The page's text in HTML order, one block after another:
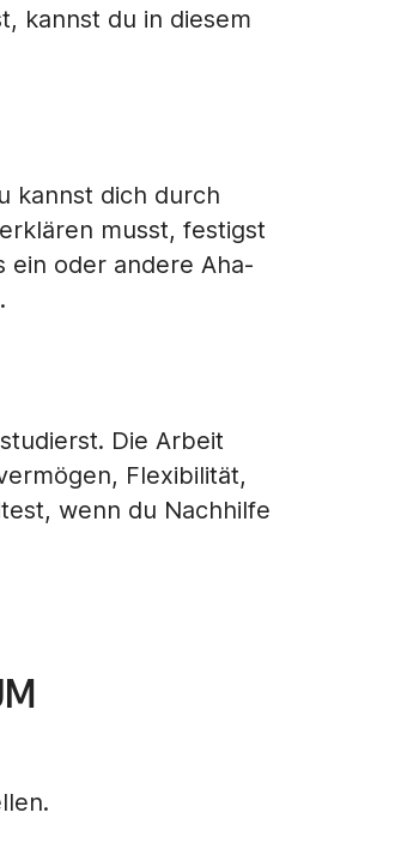
kannst du in diesem
kannst dich durch
musst, festigst
ein oder andere Aha-
Die Arbeit
Flexibilität,
wenn du Nachhilfe